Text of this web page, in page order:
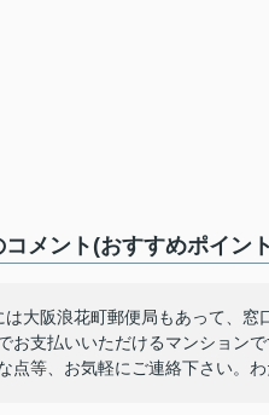
メント(おすすめポイン
大阪浪花町郵便局もあって、
お支払いいただけるマンション
点等、お気軽にご連絡下さい。